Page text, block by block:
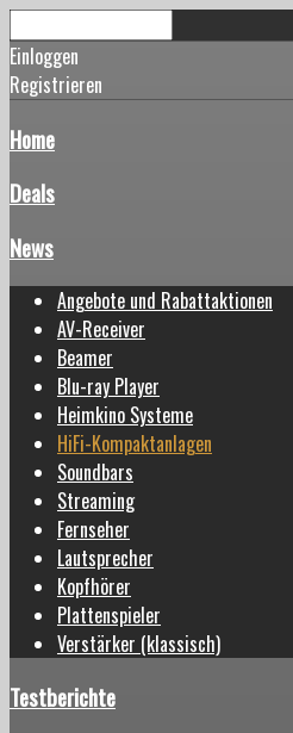
Einloggen
Registrieren
Home
Deals
News
Angebote und Rabattaktionen
AV-Receiver
Beamer
Blu-ray Player
Heimkino Systeme
HiFi-Kompaktanlagen
Soundbars
Streaming
Fernseher
Lautsprecher
Kopfhörer
Plattenspieler
Verstärker (klassisch)
Testberichte